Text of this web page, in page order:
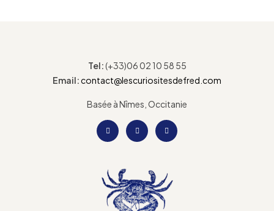
Tel:(+33)06 02 10 58 55
Email:contact@lescuriositesdefred.com
Basée à Nîmes, Occitanie